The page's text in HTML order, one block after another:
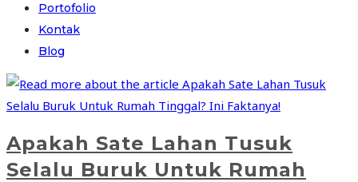
Portofolio
Kontak
Blog
Apakah Sate Lahan Tusuk
Selalu Buruk Untuk Rumah